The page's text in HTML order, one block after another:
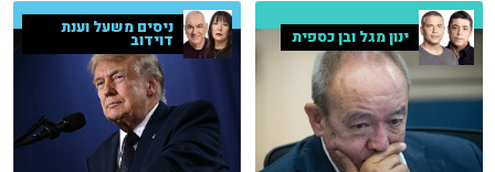
ניסים משעל וענת
דוידוב ינון מגל ובן כספית